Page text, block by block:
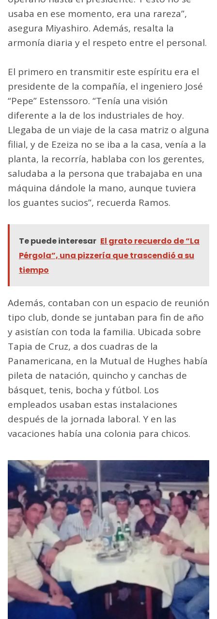
usaba en ese momento, era una rareza”,
asegura Miyashiro. Además, resalta la
armonía diaria y el respeto entre el personal.
El primero en transmitir este espíritu era el
presidente de la compañía, el ingeniero José
“Pepe” Estenssoro. “Tenía una visión
diferente a la de los industriales de hoy.
Llegaba de un viaje de la casa matriz o alguna
filial, y de Ezeiza no se iba a la casa, venía a la
planta, la recorría, hablaba con los gerentes,
saludaba a la persona que trabajaba en una
máquina dándole la mano, aunque tuviera
los guantes sucios”, recuerda Ramos.
Te puede interesar El grato recuerdo de “La
Pérgola”, una pizzería que trascendió a su
tiempo
Además, contaban con un espacio de reunión
tipo club, donde se juntaban para fin de año
y asistían con toda la familia. Ubicada sobre
Tapia de Cruz, a dos cuadras de la
Panamericana, en la Mutual de Hughes había
pileta de natación, quincho y canchas de
básquet, tenis, bocha y fútbol. Los
empleados usaban estas instalaciones
después de la jornada laboral. Y en las
vacaciones había una colonia para chicos.